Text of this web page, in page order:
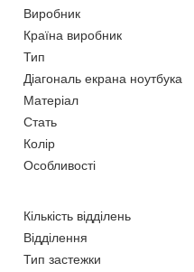
Виробник
Країна виробник
Тип
Діагональ екрана ноутбука
Матеріал
Стать
Колір
Особливості
Кількість відділень
Відділення
Тип застежки